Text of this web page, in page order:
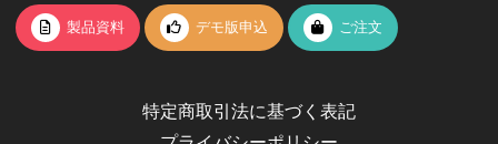
製品資料 デモ版申込 ご注文
特定商取引法に基づく表記